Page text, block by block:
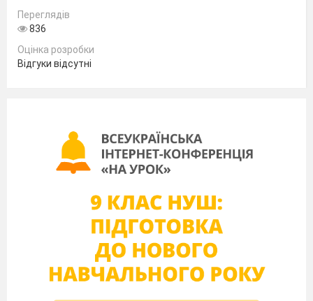
B
Переглядів
836
Оцінка розробки
Відгуки відсутні